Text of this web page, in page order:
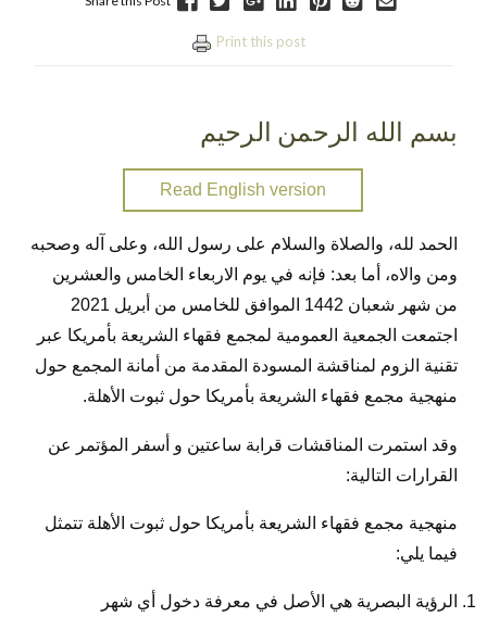
Print this post
بسم الله الرحمن الرحيم
Read English version
الحمد لله، والصلاة والسلام على رسول الله، وعلى آله وصحبه
ومن والاه، أما بعد: فإنه في يوم الاربعاء الخامس والعشرين
من شهر شعبان 1442 الموافق للخامس من أبريل 2021
اجتمعت الجمعية العمومية لمجمع فقهاء الشريعة بأمريكا عبر
تقنية الزوم لمناقشة المسودة المقدمة من أمانة المجمع حول
منهجية مجمع فقهاء الشريعة بأمريكا حول ثبوت الأهلة.
وقد استمرت المناقشات قرابة ساعتين و أسفر المؤتمر عن
القرارات التالية:
منهجية مجمع فقهاء الشريعة بأمريكا حول ثبوت الأهلة تتمثل
فيما يلي:
الرؤية البصرية هي الأصل في معرفة دخول أي شهر